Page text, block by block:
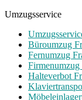
Umzugsservice
Büroumzug
Fernumzug
Halteverbot